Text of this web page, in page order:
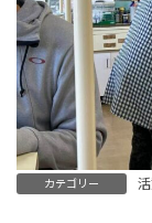
カテゴリー